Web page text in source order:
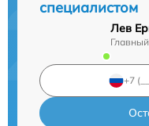
специалистом
Лев